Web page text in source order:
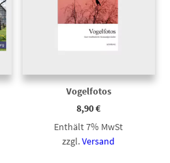
Vogelfotos
8,90€
Enthält 7% MwSt
zzgl.Versand